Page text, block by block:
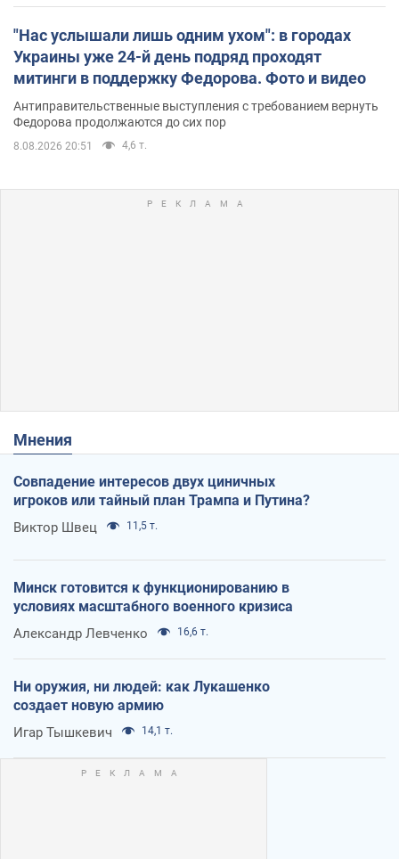
"Нас услышали лишь одним ухом": в городах
Украины уже 24-й день подряд проходят
митинги в поддержку Федорова. Фото и видео
Антиправительственные выступления с требованием вернуть
Федорова продолжаются до сих пор
8.08.2026 20:51 4,6 т.
Мнения
Совпадение интересов двух циничных
игроков или тайный план Трампа и Путина?
Виктор Швец 11,5 т.
Минск готовится к функционированию в
условиях масштабного военного кризиса
Александр Левченко 16,6 т.
Ни оружия, ни людей: как Лукашенко
создает новую армию
Игар Тышкевич 14,1 т.